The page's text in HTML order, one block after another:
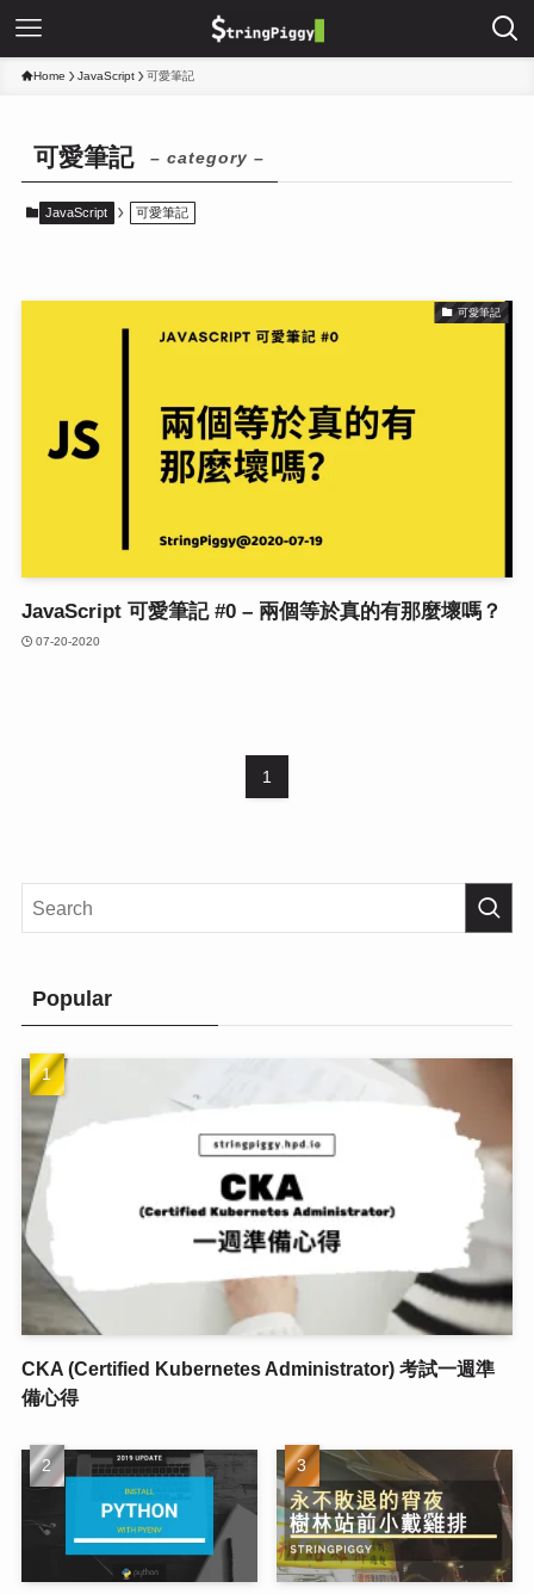
Home JavaScript 可愛筆記
可愛筆記 – category –
JavaScript 可愛筆記
可愛筆記
JavaScript 可愛筆記 #0 – 兩個等於真的有那麼壞嗎？
07-20-2020
1
Popular
CKA (Certified Kubernetes Administrator) 考試一週準
備心得